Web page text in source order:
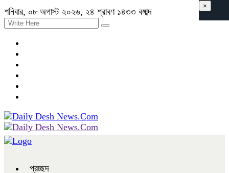
শনিবার, ০৮ অগাস্ট ২০২৬, ২৪ শ্রাবণ ১৪৩৩ বঙ্গাব্দ
প্রচ্ছদ
×